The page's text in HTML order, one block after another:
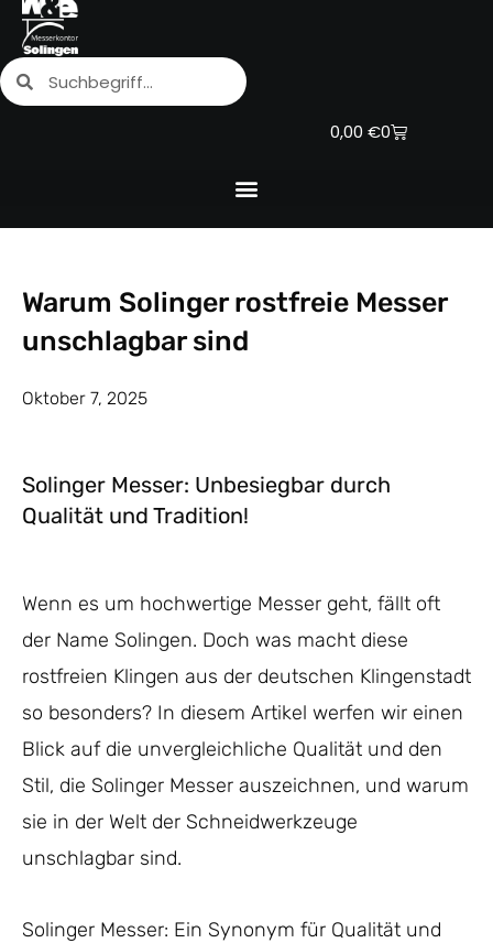
Zum
Inhalt
springen
SucheSuche
0,00 €0
Warenkorb
Warum Solinger rostfreie Messer
unschlagbar sind
Oktober 7, 2025
Solinger Messer: Unbesiegbar durch
Qualität und Tradition!
Wenn es um hochwertige Messer geht, fällt oft
der Name Solingen. Doch was macht diese
rostfreien Klingen aus der deutschen Klingenstadt
so besonders? In diesem Artikel werfen wir einen
Blick auf die unvergleichliche Qualität und den
Stil, die Solinger Messer auszeichnen, und warum
sie in der Welt der Schneidwerkzeuge
unschlagbar sind.
Solinger Messer: Ein Synonym für Qualität und